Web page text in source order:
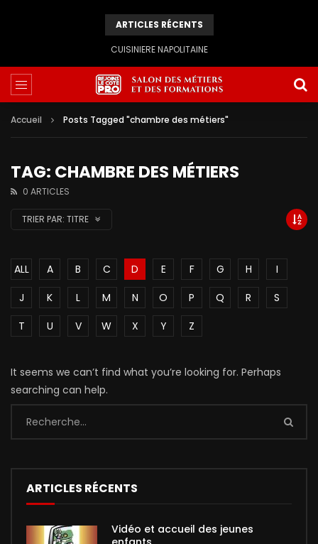
ARTICLES RÉCENTS
CUISINIERE NAPOLITAINE
Accueil Posts Tagged "chambre des métiers"
TAG: CHAMBRE DES MÉTIERS
0 ARTICLES
TRIER PAR: TITRE
ALL A B C D E F G H
I
J
K L M N O P Q R
S
T
U V W X Y Z
It seems we can’t find what you’re looking for. Perhaps
searching can help.
ARTICLES RÉCENTS
Vidéo et accueil des jeunes